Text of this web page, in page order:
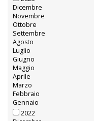
2024
Dicembre
Novembre
Ottobre
Settembre
Agosto
Luglio
Giugno
Maggio
Aprile
Marzo
Febbraio
Gennaio